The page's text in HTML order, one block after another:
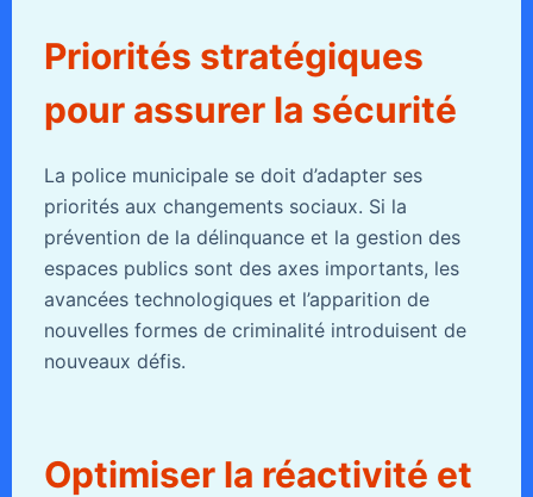
Priorités stratégiques
pour assurer la sécurité
La police municipale se doit d’adapter ses
priorités aux changements sociaux. Si la
prévention de la délinquance et la gestion des
espaces publics sont des axes importants, les
avancées technologiques et l’apparition de
nouvelles formes de criminalité introduisent de
nouveaux défis.
Optimiser la réactivité et